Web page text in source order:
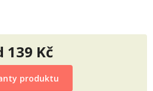
139 Kč
produktu